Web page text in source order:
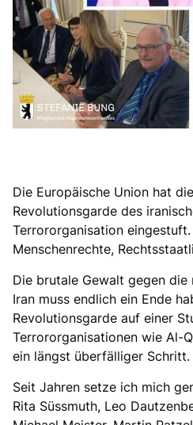
Die Europäische Union hat
Revolutionsgarde des
Terrororganisation
Menschenrechte,
Die brutale Gewalt gegen die
Iran muss endlich ein Ende
Revolutionsgarde auf einer
Terrororganisationen wie Al-
ein längst überfälliger Schritt.
Seit Jahren setze ich mich
Rita Süssmuth, Leo